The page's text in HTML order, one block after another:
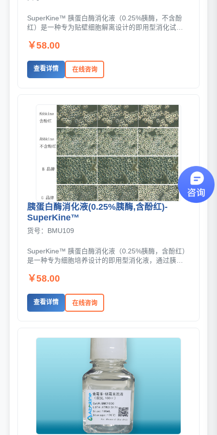
SuperKine™ 胰蛋白酶消化液（0.25%胰酶，不含酚
红）是一种专为贴壁细胞解离设计的即用型消化试
￥58.00
查看详情 在线咨询
胰蛋白酶消化液(0.25%胰酶,含酚红)-
SuperKine™
货号：BMU109
SuperKine™ 胰蛋白酶消化液（0.25%胰酶，含酚红）
是一种专为细胞培养设计的即用型消化液，通过胰蛋
￥58.00
查看详情 在线咨询